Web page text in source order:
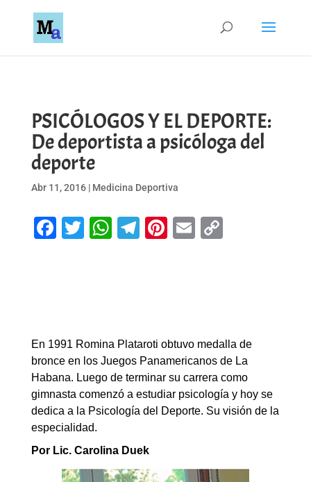
PSICÓLOGOS Y EL DEPORTE:
De deportista a psicóloga del
deporte
Abr 11, 2016| Medicina Deportiva
Facebook
Twitter
WhatsApp
Telegram
Pinterest
EmailCopy
En 1991 Romina Plataroti obtuvo medalla de
bronce en los Juegos Panamericanos de La
Habana. Luego de terminar su carrera como
gimnasta comenzó a estudiar psicología y hoy se
dedica a la Psicología del Deporte. Su visión de la
especialidad.
Por Lic. Carolina Duek